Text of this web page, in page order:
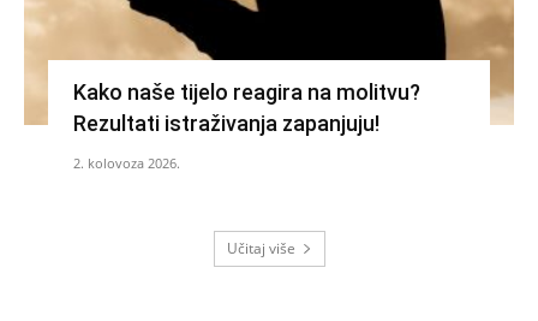
Kako naše tijelo reagira na molitvu?
Rezultati istraživanja zapanjuju!
2. kolovoza 2026.
Učitaj više